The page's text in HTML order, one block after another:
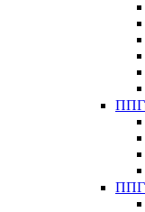
ППГ